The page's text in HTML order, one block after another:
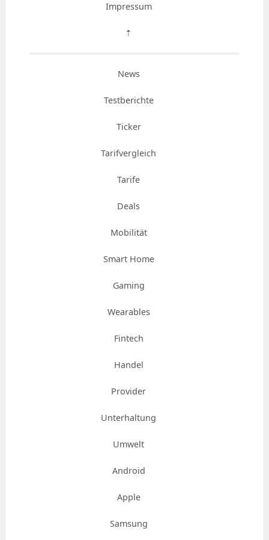
Impressum
⇡
News
Testberichte
Ticker
Tarifvergleich
Tarife
Deals
Mobilität
Smart Home
Gaming
Wearables
Fintech
Handel
Provider
Unterhaltung
Umwelt
Android
Apple
Samsung